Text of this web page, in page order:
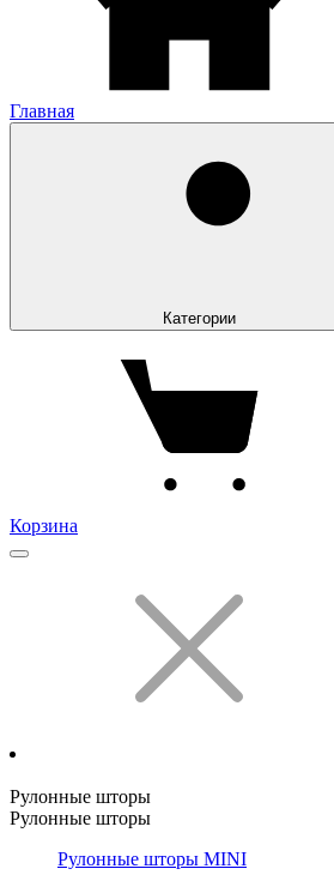
Главная
Категории
Корзина
Рулонные шторы
Рулонные шторы
Рулонные шторы MINI